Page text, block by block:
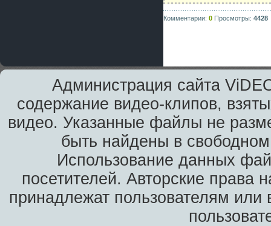
Комментарии: 0 Просмотры: 4428
Администрация сайта
содержание видео-клипов,
видео. Указанные файлы не
быть найдены в
Использование данных
посетителей. Авторские права
принадлежат пользователям или